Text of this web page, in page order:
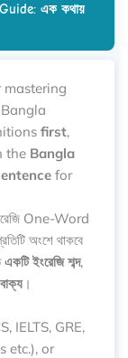
এক কথায়
mastering
first,
the Bangla
for
One-Word
অংশে থাকবে
একটি ইংরেজি শব্দ,
।
IELTS, GRE,
etc.), or